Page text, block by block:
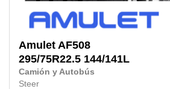
Amulet AF508
295/75R22.5 144/141L
Camión y Autobús
Steer